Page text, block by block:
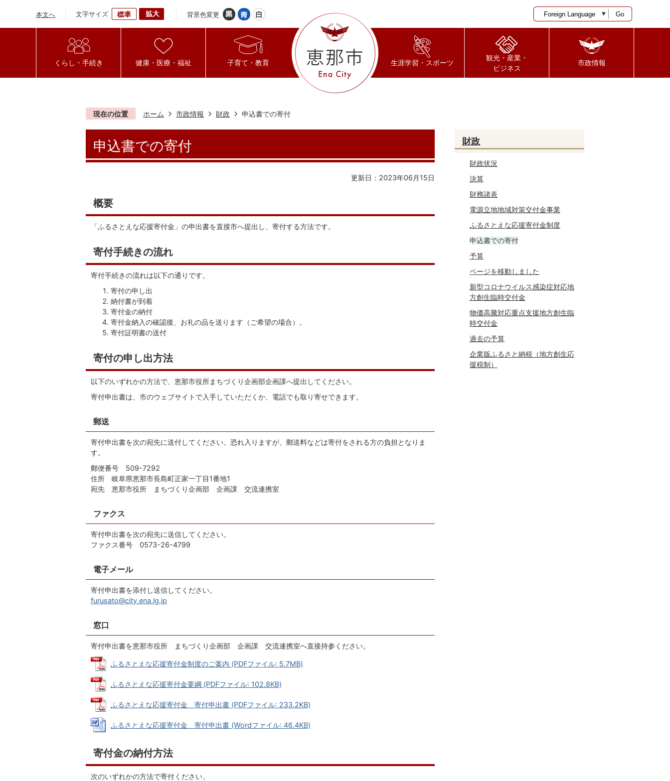
本文へ 文字サイズ 背景色変更 Go
くらし・手続き 健康・医療・福祉 子育て・教育 生涯学習・スポーツ
観光・産業・
ビジネス
市政情報
現在の位置 ホーム 市政情報 財政 申込書での寄付
申込書での寄付
更新日：2023年06月15日
概要
「ふるさとえな応援寄付金」の申出書を直接市へ提出し、寄付する方法です。
寄付手続きの流れ
寄付手続きの流れは以下の通りです。
寄付の申し出
納付書が到着
寄付金の納付
寄付金納入の確認後、お礼の品を送ります（ご希望の場合）。
寄付証明書の送付
寄付の申し出方法
以下のいずれかの方法で、恵那市役所まちづくり企画部企画課へ提出してください。
寄付申出書は、市のウェブサイトで入手していただくか、電話でも取り寄せできます。
郵送
寄付申出書を次の宛先に送付してください。恐れ入りますが、郵送料などは寄付をされる方の負担となりま
す。
郵便番号 509-7292
住所 岐阜県恵那市長島町正家一丁目1番地1
宛先 恵那市役所 まちづくり企画部 企画課 交流連携室
ファクス
寄付申出書を次の宛先に送信してください。
ファクス番号 0573-26-4799
電子メール
寄付申出書を添付し送信してください。
furusato@city.ena.lg.jp
窓口
寄付申出書を恵那市役所 まちづくり企画部 企画課 交流連携室へ直接持参ください。
ふるさとえな応援寄付金制度のご案内 (PDFファイル: 5.7MB)
ふるさとえな応援寄付金要綱 (PDFファイル: 102.8KB)
ふるさとえな応援寄付金 寄付申出書 (PDFファイル: 233.2KB)
ふるさとえな応援寄付金 寄付申出書 (Wordファイル: 46.4KB)
寄付金の納付方法
次のいずれかの方法で寄付ください。
財政
財政状況
決算
財務諸表
電源立地地域対策交付金事業
ふるさとえな応援寄付金制度
申込書での寄付
予算
ページを移動しました
新型コロナウイルス感染症対応地
方創生臨時交付金
物価高騰対応重点支援地方創生臨
時交付金
過去の予算
企業版ふるさと納税（地方創生応
援税制）